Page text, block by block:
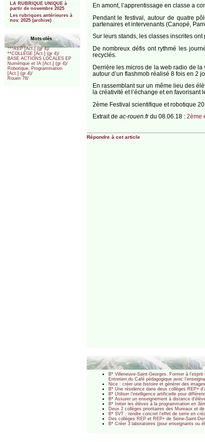
LA RUBRIQUE UNIQUE à
partir de novembre 2025
Les rubriques antérieures à
nov. 2025 (archive)
Mots-clés
***REP [Act.] (gr 4)/
**COLLEGE [Act.] (gr 4)/
BASE ACTIONS LOCALES EP
Numérique et IA [Act.] (gr 4)/
Robotique, Programmation
[Act.] (gr 4)/
Rouen 76/
En amont, l’apprentissage en classe a
Pendant le festival, autour de quatre
partenaires et intervenants (Canopé,
Sur leurs stands, les classes inscrites
De nombreux défis ont rythmé les
recyclés.
Derrière les micros de la web radio de
autour d’un flashmob réalisé 8 fois en 2
En rassemblant sur un même lieu des
la créativité et l’échange et en
2ème Festival scientifique et robotique
Extrait de ac-rouen.frdu 08.06.18 : 2ème
Répondre à cet article
B* Villeneuve-Saint-Georges. Former à
Entretien du Café pédagogique avec
Nice : créer une histoire et générer des
B* Une résidence dans deux collèges REP+
B* Utiliser l’intelligence artificielle pour
B* Assurer un enseignement à distance
B* Initier les élèves à la programmation en
Deux 2 collèges prioritaires des Mureaux et
B* SVT : rendre concret l’effet de serre en
Des collèges REP et REP+ de Seine-Saint-
B* Créer 3 laboratoires (pour enseignants ou